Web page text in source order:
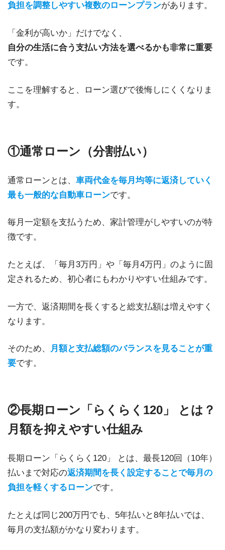
負担を調整しやすい複数のローンプランがあります。
「金利が高いか」だけでなく、
自分の生活に合う支払い方法を選べるかも非常に重要
です。
ここを理解すると、ローン選びで後悔しにくくなりま
す。
①通常ローン（分割払い）
通常ローンとは、 車両代金を毎月均等に返済していく
最も一般的な自動車ローンです。
毎月一定額を支払うため、家計管理がしやすいのが特
徴です。
たとえば、「毎月3万円」や「毎月4万円」のように固
定されるため、初心者にもわかりやすい仕組みです。
一方で、返済期間を長くすると総支払額は増えやすく
なります。
そのため、
月額と支払総額のバランスを見ることが重
要です。
②長期ローン「らくらく120」 とは？
月額を抑えやすい仕組み
長期ローン「らくらく120」 とは、最長120回（10年）
払いまで対応の返済期間を長く設定することで毎月の
負担を軽くするローンです。
たとえば同じ200万円でも、5年払いと8年払いでは、
毎月の支払額がかなり変わります。